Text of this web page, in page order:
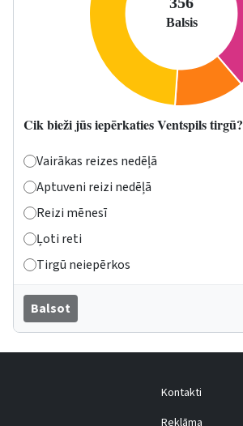
Cik bieži jūs iepērkaties Ventspils tirgū?
Vairākas reizes nedēļā
Aptuveni reizi nedēļā
Reizi mēnesī
Ļoti reti
Tirgū neiepērkos
Balsot
Kontakti